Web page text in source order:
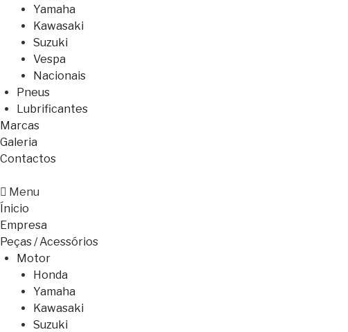
Yamaha
Kawasaki
Suzuki
Vespa
Nacionais
Pneus
Lubrificantes
Marcas
Galeria
Contactos
Menu
Ínicio
Empresa
Peças / Acessórios
Motor
Honda
Yamaha
Kawasaki
Suzuki